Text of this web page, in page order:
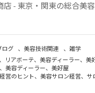
店 - 東京・関東の総合美
ログ 、美容技術関連 、 雑学
リアボーテ、美容ディーラー、
美容ディーラー、美好屋
営のヒント、美容サロン経営、サ